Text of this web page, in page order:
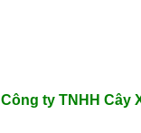
Công ty TNHH Cây